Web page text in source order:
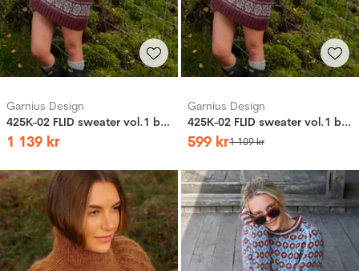
Garnius Design
425K-02 FLID sweater vol.1 burgunder
1 139 kr
Garnius Design
425K-02 FLID sweater vol.1 burgunder
599 kr1 109kr